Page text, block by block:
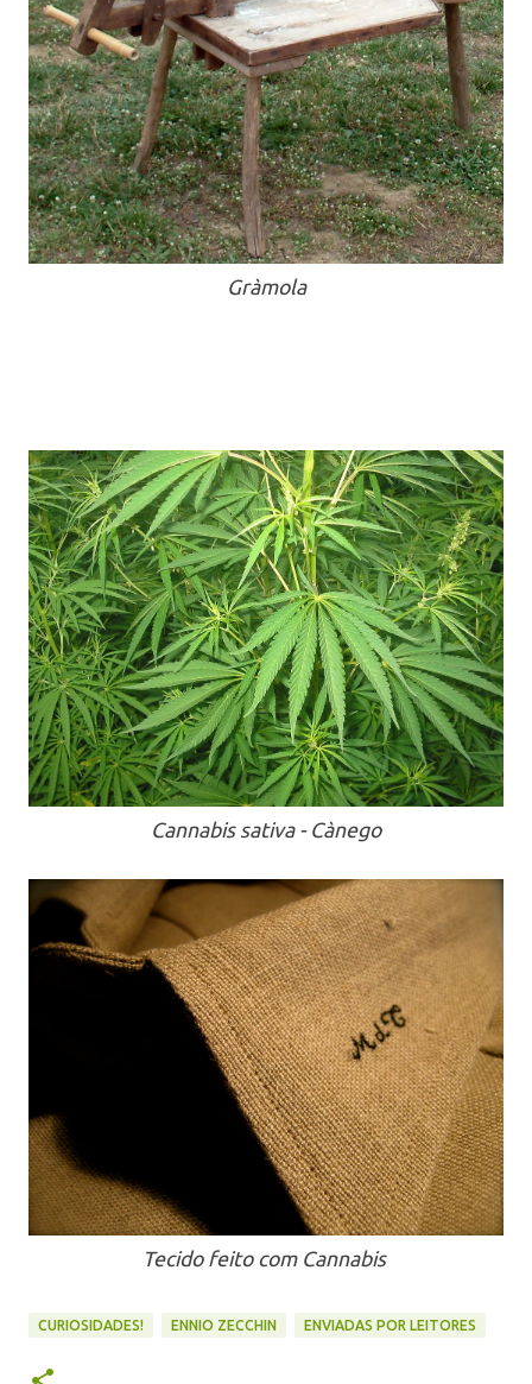
Gràmola
Cannabis sativa - Cànego
Tecido feito com Cannabis
CURIOSIDADES! ENNIO ZECCHIN ENVIADAS POR LEITORES